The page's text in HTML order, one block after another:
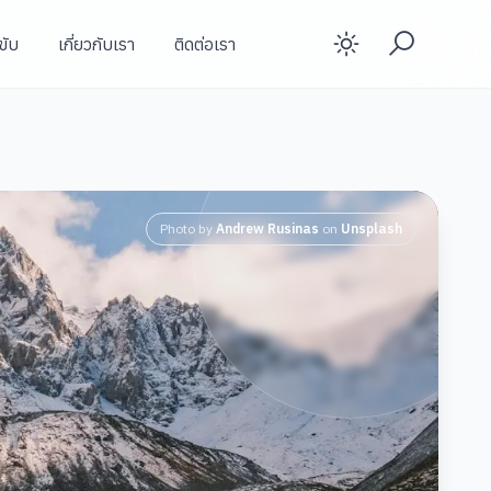
บ เกี่ยวกับเรา ติดต่อเรา Enable
Photo by Andrew Rusinas on Unsplash